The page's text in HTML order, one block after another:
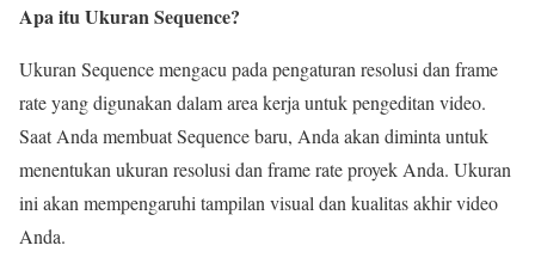
Apa itu Ukuran Sequence?
Ukuran Sequence mengacu pada pengaturan resolusi dan frame
rate yang digunakan dalam area kerja untuk pengeditan video.
Saat Anda membuat Sequence baru, Anda akan diminta untuk
menentukan ukuran resolusi dan frame rate proyek Anda. Ukuran
ini akan mempengaruhi tampilan visual dan kualitas akhir video
Anda.